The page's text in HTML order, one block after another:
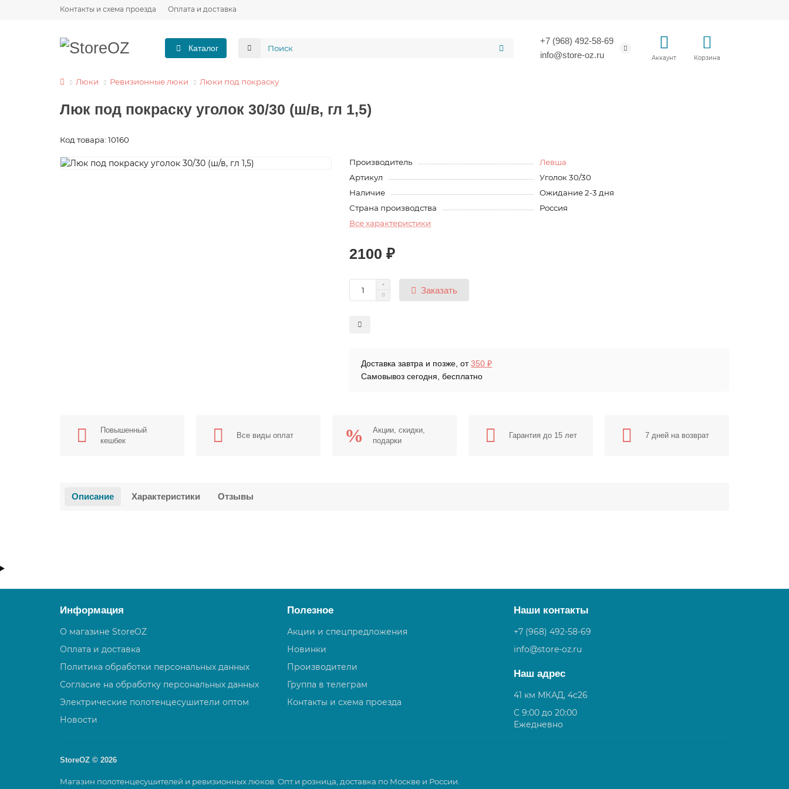
Контакты и схема проезда Оплата и доставка
Каталог
+7 (968) 492-58-69
info@store-oz.ru
Аккаунт Корзина
Люки Ревизионные люки Люки под покраску
Люк под покраску уголок 30/30 (ш/в, гл 1,5)
Код товара: 10160
Производитель
Левша
Артикул
Уголок 30/30
Наличие
Ожидание 2-3 дня
Страна производства
Россия
Все характеристики
2100 ₽
Заказать
Доставка завтра и позже, от350 ₽
Самовывоз сегодня, бесплатно
Повышенный
кешбек
Все виды оплат
Акции, скидки,
подарки
Гарантия до 15 лет 7 дней на возврат
Описание Характеристики Отзывы
Информация
О магазине StoreOZ
Оплата и доставка
Политика обработки персональных данных
Согласие на обработку персональных данных
Электрические полотенцесушители оптом
Новости
Полезное
Акции и спецпредложения
Новинки
Производители
Группа в телеграм
Контакты и схема проезда
Наши контакты
+7 (968) 492-58-69
info@store-oz.ru
Наш адрес
41 км МКАД, 4с26
C 9:00 до 20:00
Ежедневно
StoreOZ © 2026
Магазин полотенцесушителей и ревизионных люков. Опт и розница, доставка по Москве и России.